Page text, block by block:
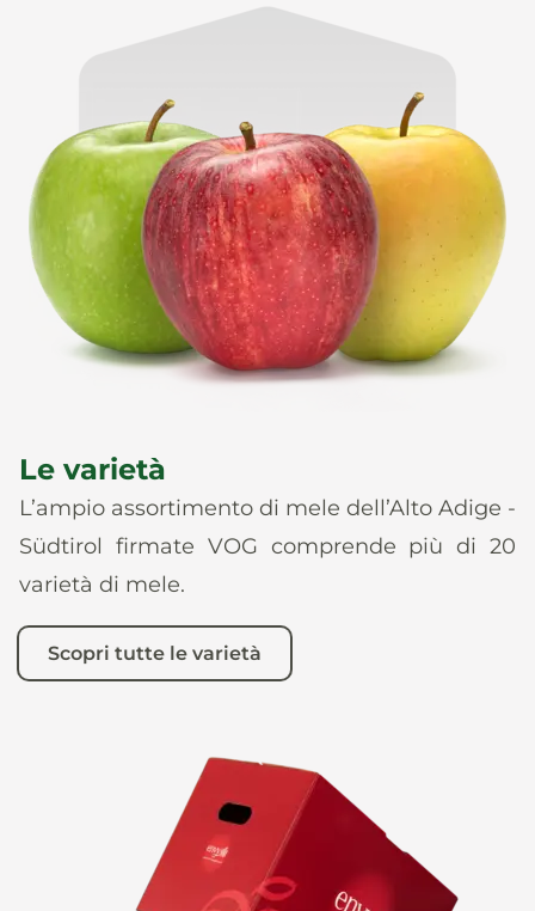
Le varietà
L’ampio assortimento di mele dell’Alto Adige -
Südtirol firmate VOG comprende più di 20
varietà di mele.
Scopri tutte le varietà